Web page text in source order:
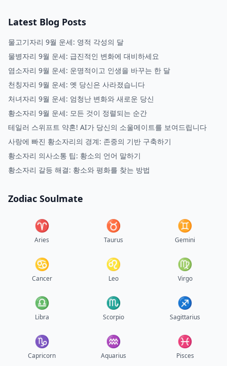
Latest Blog Posts
물고기자리 9월 운세: 영적 각성의 달
물병자리 9월 운세: 급진적인 변화에 대비하세요
염소자리 9월 운세: 운명적이고 인생을 바꾸는 한 달
천칭자리 9월 운세: 옛 당신은 사라졌습니다
처녀자리 9월 운세: 엄청난 변화와 새로운 당신
황소자리 9월 운세: 모든 것이 정렬되는 순간
테일러 스위프트 약혼! AI가 당신의 소울메이트를 보여드립니다
사랑에 빠진 황소자리의 경계: 존중의 기반 구축하기
황소자리 의사소통 팁: 황소의 언어 말하기
황소자리 갈등 해결: 황소와 평화를 찾는 방법
Zodiac Soulmate
♈︎
Aries
♉︎
Taurus
♊︎
Gemini
♋︎
Cancer
♌︎
Leo
♍︎
Virgo
♎︎
Libra
♏︎
Scorpio
♐︎
Sagittarius
♑︎
Capricorn
♒︎
Aquarius
♓︎
Pisces